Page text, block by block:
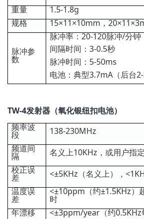
重量
1.5-1.8g
规格
15×11×10mm，
脉冲参
数
脉冲率：20-120脉冲/分钟
间隔时间：3-0.5秒
脉冲时间：5-50ms
电池：典型3.7mA（后台2-
TW-4发射器（氧化银纽扣电池）
频率波
段
138-230MHz
频道间
隔
名义上10KHz，或用户指定
校正误
差
<±5KHz（名义上），
温度误
差
<±10ppm（约±1.5KHz）
时
年漂移
<±3ppm/year（约0.5KHz